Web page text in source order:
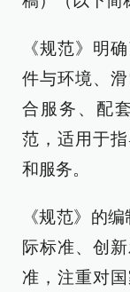
《规范》明
件与环境、
合服务、配
范，适用于
和服务。
《规范》的
际标准、创
准，注重对